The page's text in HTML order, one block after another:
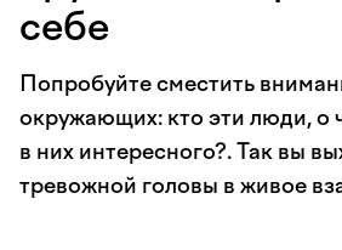
себе
Попробуйте сместить
окружающих: кто эти люди, о
в них интересного?. Так вы
тревожной головы в живое